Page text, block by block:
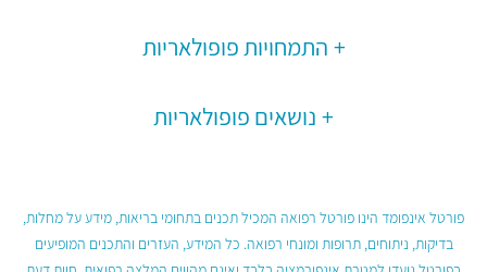
התמחויות פופולאריות
נושאים פופולאריות
פורטל אינפומד הינו פורטל רפואה המכיל תכנים בתחומי בריאות, מידע על מחלות,
בדיקות, ניתוחים, תרופות ומונחי רפואה. כל המידע, העזרים והתכנים המופיעים